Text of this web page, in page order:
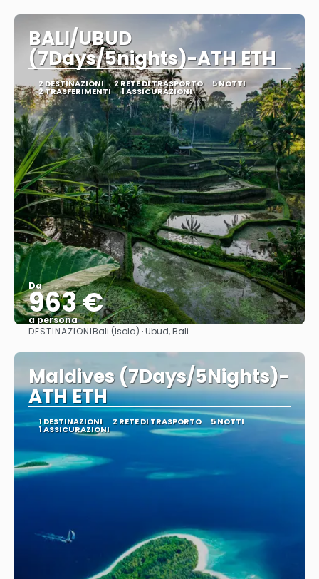
BALI/UBUD
(7Days/5nights)-ATH ETH
2 DESTINAZIONI 2 RETE DI TRASPORTO 5 NOTTI
2 TRASFERIMENTI 1 ASSICURAZIONI
Da
963 €
a persona
Vedere
DESTINAZIONIBali (Isola) · Ubud, Bali
Maldives (7Days/5Nights)-
ATH ETH
1 DESTINAZIONI 2 RETE DI TRASPORTO 5 NOTTI
1 ASSICURAZIONI